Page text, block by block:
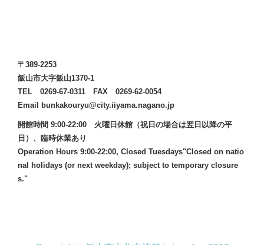
〒389-2253
飯山市大字飯山1370-1
TEL 0269-67-0311 FAX 0269-62-0054
Email bunkakouryu@city.iiyama.nagano.jp
開館時間 9:00-22:00 火曜日休館（祝日の場合は翌日以降の平
日）、臨時休業あり
Operation Hours 9:00-22:00, Closed Tuesdays"Closed on natio
nal holidays (or next weekday); subject to temporary closure
s."